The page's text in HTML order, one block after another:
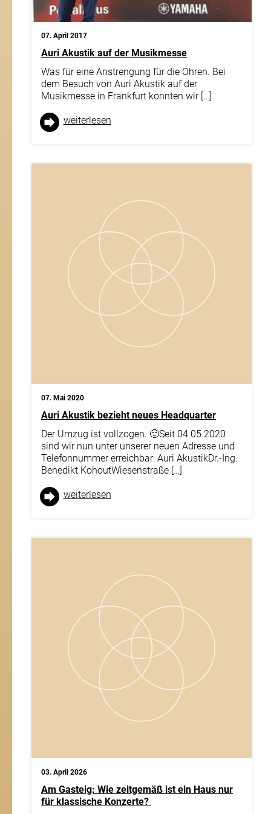
07. April 2017
Auri Akustik auf der Musikmesse
Was für eine Anstrengung für die Ohren. Bei
dem Besuch von Auri Akustik auf der
Musikmesse in Frankfurt konnten wir […]
weiter­lesen
07. Mai 2020
Auri Akustik bezieht neues Headquarter
Der Umzug ist vollzogen. 🙂Seit 04.05.2020
sind wir nun unter unserer neuen Adresse und
Telefonnummer erreichbar: Auri AkustikDr.-Ing.
Benedikt KohoutWiesenstraße […]
weiter­lesen
03. April 2026
Am Gasteig: Wie zeitgemäß ist ein Haus nur
für klassische Konzerte?